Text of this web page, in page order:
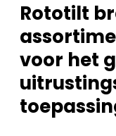
Rototilt
voor het